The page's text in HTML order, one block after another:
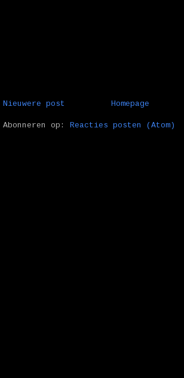
Nieuwere post Homepage
Abonneren op: Reacties posten (Atom)